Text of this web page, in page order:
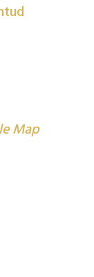
Map